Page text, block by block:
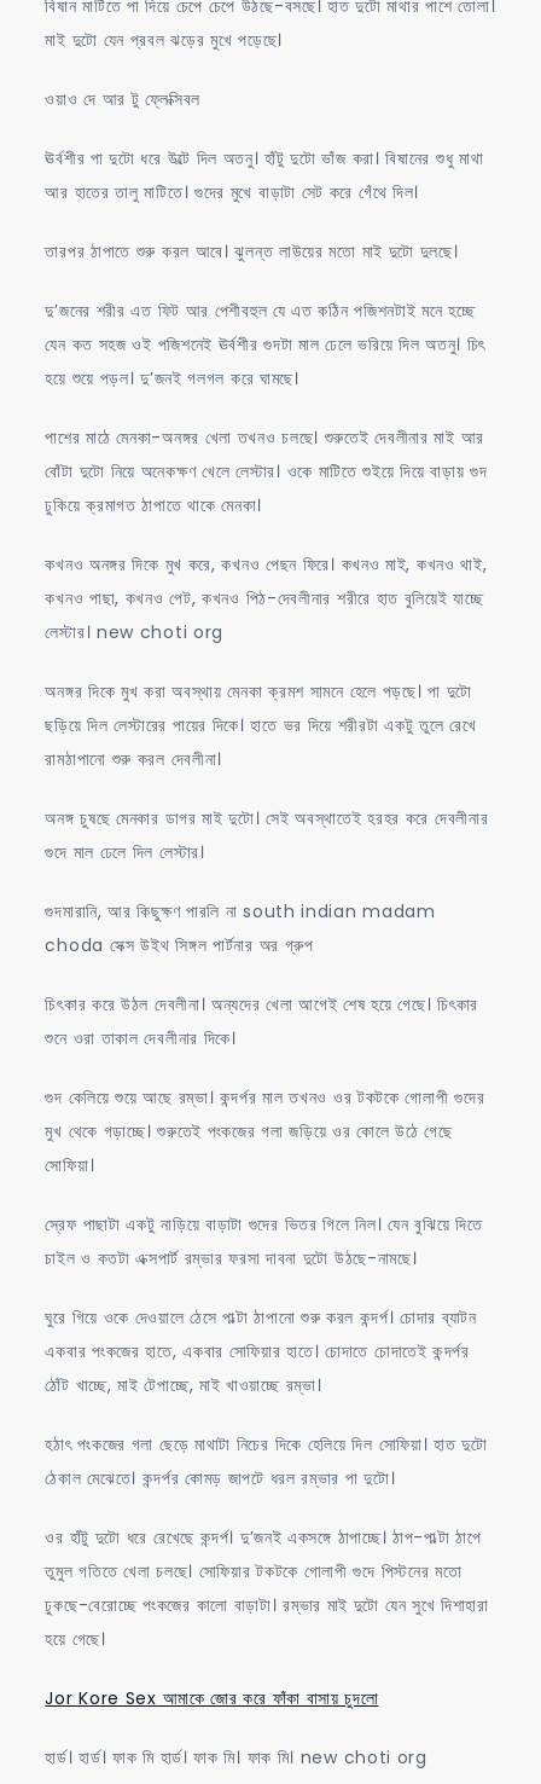
বিষান মাটিতে পা দিয়ে চেপে চেপে উঠছে-বসছে। হাত দুটো মাথার পাশে তোলা।
মাই দুটো যেন প্রবল ঝড়ের মুখে পড়েছে।
ওয়াও দে আর টু ফ্লেক্সিবল
ঊর্বশীর পা দুটো ধরে উল্টে দিল অতনু। হাঁটু দুটো ভাঁজ করা। বিষানের শুধু মাথা
আর হাতের তালু মাটিতে। গুদের মুখে বাড়াটা সেট করে গেঁথে দিল।
তারপর ঠাপাতে শুরু করল আবে। ঝুলন্ত লাউয়ের মতো মাই দুটো দুলছে।
দু’জনের শরীর এত ফিট আর পেশীবহুল যে এত কঠিন পজিশনটাই মনে হচ্ছে
যেন কত সহজ ওই পজিশনেই ঊর্বশীর গুদটা মাল ঢেলে ভরিয়ে দিল অতনু। চিৎ
হয়ে শুয়ে পড়ল। দু’জনই গলগল করে ঘামছে।
পাশের মাঠে মেনকা-অনঙ্গর খেলা তখনও চলছে। শুরুতেই দেবলীনার মাই আর
বোঁটা দুটো নিয়ে অনেকক্ষণ খেলে লেস্টার। ওকে মাটিতে শুইয়ে দিয়ে বাড়ায় গুদ
ঢুকিয়ে ক্রমাগত ঠাপাতে থাকে মেনকা।
কখনও অনঙ্গর দিকে মুখ করে, কখনও পেছন ফিরে। কখনও মাই, কখনও থাই,
কখনও পাছা, কখনও পেট, কখনও পিঠ-দেবলীনার শরীরে হাত বুলিয়েই যাচ্ছে
লেস্টার। new choti org
অনঙ্গর দিকে মুখ করা অবস্থায় মেনকা ক্রমশ সামনে হেলে পড়ছে। পা দুটো
ছড়িয়ে দিল লেস্টারের পায়ের দিকে। হাতে ভর দিয়ে শরীরটা একটু তুলে রেখে
রামঠাপানো শুরু করল দেবলীনা।
অনঙ্গ চুষছে মেনকার ডাগর মাই দুটো। সেই অবস্থাতেই হরহর করে দেবলীনার
গুদে মাল ঢেলে দিল লেস্টার।
গুদমারানি, আর কিছুক্ষণ পারলি না south indian madam
choda সেক্স উইথ সিঙ্গল পার্টনার অর গ্রুপ
চিৎকার করে উঠল দেবলীনা। অন্যদের খেলা আগেই শেষ হয়ে গেছে। চিৎকার
শুনে ওরা তাকাল দেবলীনার দিকে।
গুদ কেলিয়ে শুয়ে আছে রম্ভা। কন্দর্পর মাল তখনও ওর টকটকে গোলাপী গুদের
মুখ থেকে গড়াচ্ছে। শুরুতেই পংকজের গলা জড়িয়ে ওর কোলে উঠে গেছে
সোফিয়া।
স্রেফ পাছাটা একটু নাড়িয়ে বাড়াটা গুদের ভিতর গিলে নিল। যেন বুঝিয়ে দিতে
চাইল ও কতটা এক্সপার্ট রম্ভার ফরসা দাবনা দুটো উঠছে-নামছে।
ঘুরে গিয়ে ওকে দেওয়ালে ঠেসে পাল্টা ঠাপানো শুরু করল কন্দর্প। চোদার ব্যাটন
একবার পংকজের হাতে, একবার সোফিয়ার হাতে। চোদাতে চোদাতেই কন্দর্পর
ঠোঁট খাচ্ছে, মাই টেপাচ্ছে, মাই খাওয়াচ্ছে রম্ভা।
হঠাৎ পংকজের গলা ছেড়ে মাথাটা নিচের দিকে হেলিয়ে দিল সোফিয়া। হাত দুটো
ঠেকাল মেঝেতে। কন্দর্পর কোমড় জাপটে ধরল রম্ভার পা দুটো।
ওর হাঁটু দুটো ধরে রেখেছে কন্দর্প। দু’জনই একসঙ্গে ঠাপাচ্ছে। ঠাপ-পাল্টা ঠাপে
তুমুল গতিতে খেলা চলছে। সোফিয়ার টকটকে গোলাপী গুদে পিস্টনের মতো
ঢুকছে-বেরোচ্ছে পংকজের কালো বাড়াটা। রম্ভার মাই দুটো যেন সুখে দিশাহারা
হয়ে গেছে।
Jor Kore Sex আমাকে জোর করে ফাঁকা বাসায় চুদলো
হার্ড। হার্ড। ফাক মি হার্ড। ফাক মি। ফাক মি। new choti org